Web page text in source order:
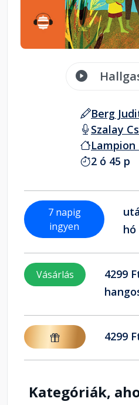
Berg
Szalay
Lampion
2 ó 45 p
7 napig
ingyen
hó
Vásárlás
4299
4299
Kategóriák,